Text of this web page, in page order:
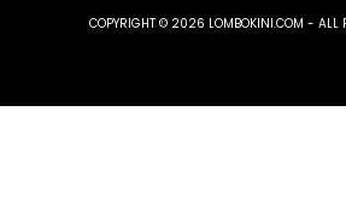
COPYRIGHT © 2026 LOMBOKINI.COM - ALL